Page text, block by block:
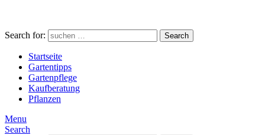
Search for: Search
Startseite
Gartentipps
Gartenpflege
Kaufberatung
Pflanzen
Menu
Search